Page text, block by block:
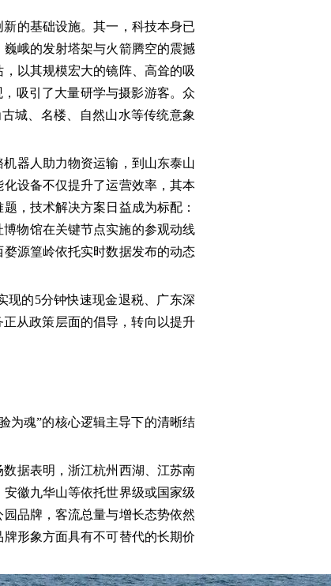
的基础设施。其一，科技本身已
峨的发射塔架与火箭腾空的震撼
以其规模宏大的镜阵、高耸的吸
吸引了大量研学与摄影游客。众
城、名楼、自然山水等传统意象
器人助力物资运输，到山东泰山
设备不仅提升了运营效率，其本
，技术解决方案日益成为标配：
物馆在关键节点实施的参观动线
源篁岭依托实时数据发布的动态
现的5分钟快速现金退税、广东深
从政策层面的倡导，转向以提升
为魂”的核心逻辑主导下的清晰结
据表明，浙江杭州西湖、江苏南
徽九华山等依托世界级或国家级
品牌，客流总量与增长态势依然
形象方面具有不可替代的长期价